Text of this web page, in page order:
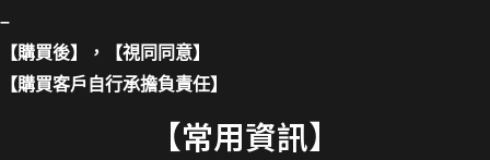
–
【購買後】，【視同同意】
【購買客戶自行承擔負責任】
【常用資訊】